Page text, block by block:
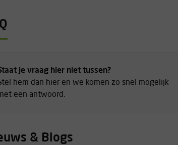
je vraag hier niet tussen?
hem dan hier en we komen zo snel mogelijk
een antwoord.
& Blogs